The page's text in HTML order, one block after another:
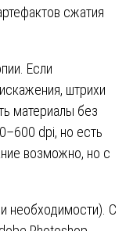
сжатия
Если
штрихи
материалы без
dpi, но есть
возможно, но с
необходимости). С